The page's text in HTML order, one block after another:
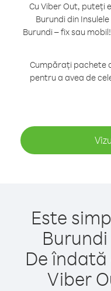
Cu Viber Out, puteți
Burundi din
Burundi – fix sau
Cumpărați pachete
pentru a avea de
Este
De
Viber